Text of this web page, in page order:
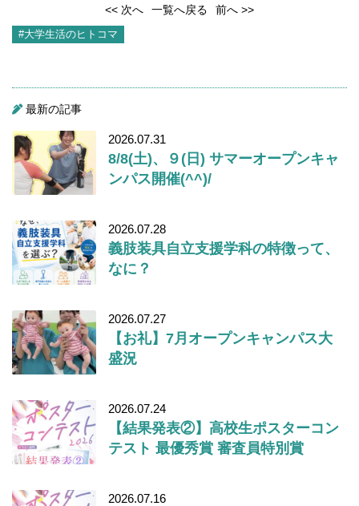
<< 次へ 一覧へ戻る 前へ >>
#大学生活のヒトコマ
最新の記事
2026.07.31
8/8(土)、９(日) サマーオープンキャ
ンパス開催(^^)/
2026.07.28
義肢装具自立支援学科の特徴って、
なに？
2026.07.27
【お礼】7月オープンキャンパス大
盛況
2026.07.24
【結果発表②】高校生ポスターコン
テスト 最優秀賞 審査員特別賞
2026.07.16